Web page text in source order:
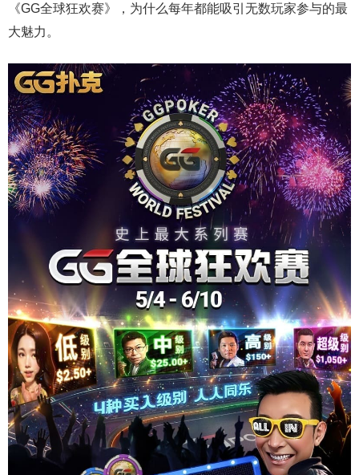
《GG全球狂欢赛》，为什么每年都能吸引无数玩家参与的最
大魅力。